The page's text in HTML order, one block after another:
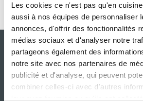
Les cookies ce n'est pas qu'en
aussi à nos équipes de personnaliser
annonces, d'offrir des fonctionnalités
médias sociaux et d'analyser notre
partageons également des
notre site avec nos partenaires de
publicité et d'analyse, qui peuvent
combiner celles-ci avec d'autres